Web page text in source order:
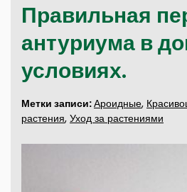
Правильная
антуриума в
условиях.
Метки записи:Ароидные,
растения, Уход за растениями